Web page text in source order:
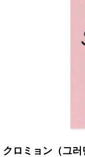
クロミョン（그